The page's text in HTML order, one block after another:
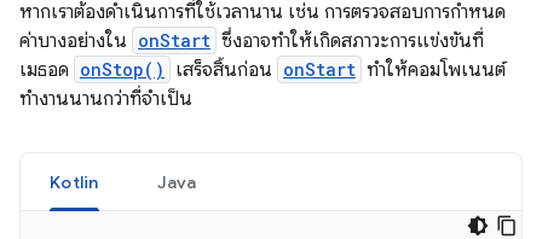
หากเราต้องดำเนินการที่ใช้เวลานาน เช่น การตรวจสอบการกำหนด
ค่าบางอย่างใน onStart ซึ่งอาจทำให้เกิดสภาวะการแข่งขันที่
เมธอด onStop() เสร็จสิ้นก่อน onStart ทำให้คอมโพเนนต์
ทำงานนานกว่าที่จำเป็น
Kotlin Java